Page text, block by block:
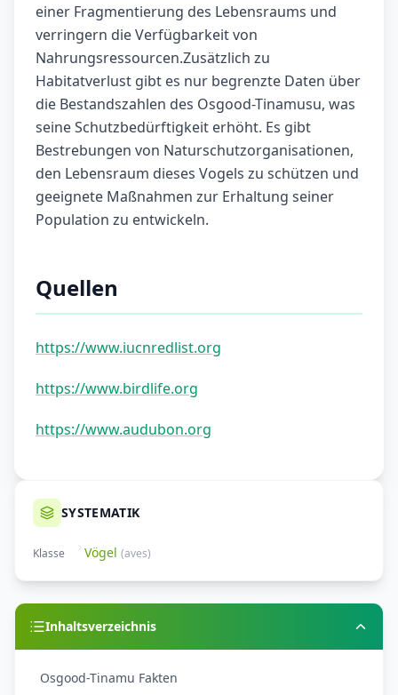
einer Fragmentierung des Lebensraums und
verringern die Verfügbarkeit von
Nahrungsressourcen.Zusätzlich zu
Habitatverlust gibt es nur begrenzte Daten über
die Bestandszahlen des Osgood-Tinamusu, was
seine Schutzbedürftigkeit erhöht. Es gibt
Bestrebungen von Naturschutzorganisationen,
den Lebensraum dieses Vogels zu schützen und
geeignete Maßnahmen zur Erhaltung seiner
Population zu entwickeln.
Quellen
https://www.iucnredlist.org
https://www.birdlife.org
https://www.audubon.org
SYSTEMATIK
Klasse Vögel (aves)
Inhaltsverzeichnis
Osgood-Tinamu Fakten